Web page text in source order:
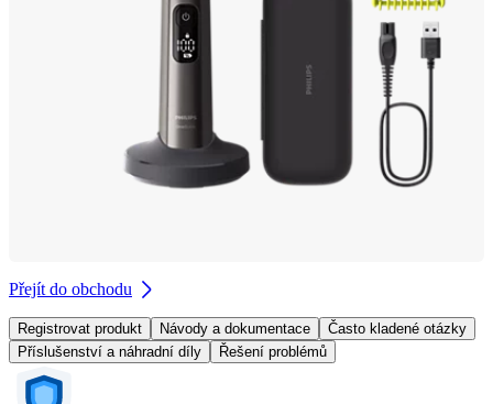
Přejít do obchodu
Registrovat produkt Návody a dokumentace
Často kladené otázky
Příslušenství a náhradní díly
Řešení problémů